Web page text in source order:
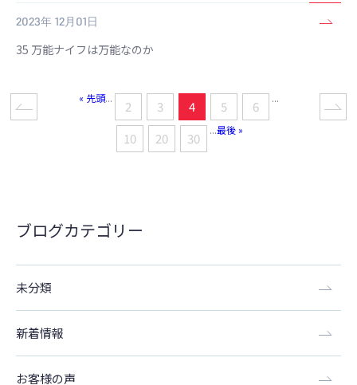
2023年 12月01日
35 万能ナイフは万能なのか
« 先頭...
2 3 4 5 6
...
10 20 30
...最後 »
ブログカテゴリー
未分類
新着情報
お客様の声